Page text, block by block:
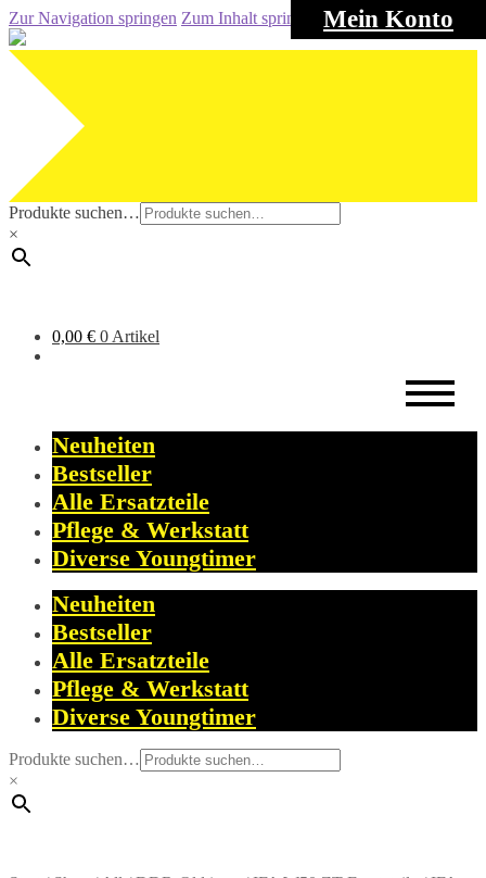
Mein Konto
Zur Navigation springen Zum Inhalt springen
Produkte suchen…
×
0,00 € 0 Artikel
Neuheiten
Bestseller
Alle Ersatzteile
Pflege & Werkstatt
Diverse Youngtimer
Neuheiten
Bestseller
Alle Ersatzteile
Pflege & Werkstatt
Diverse Youngtimer
Produkte suchen…
×